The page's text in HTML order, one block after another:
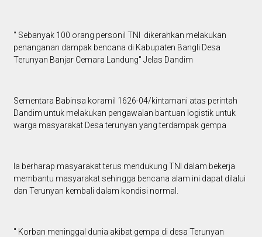
" Sebanyak 100 orang personil TNI dikerahkan melakukan
penanganan dampak bencana di Kabupaten Bangli Desa
Terunyan Banjar Cemara Landung" Jelas Dandim
Sementara Babinsa koramil 1626-04/kintamani atas perintah
Dandim untuk melakukan pengawalan bantuan logistik untuk
warga masyarakat Desa terunyan yang terdampak gempa
Ia berharap masyarakat terus mendukung TNI dalam bekerja
membantu masyarakat sehingga bencana alam ini dapat dilalui
dan Terunyan kembali dalam kondisi normal.
" Korban meninggal dunia akibat gempa di desa Terunyan